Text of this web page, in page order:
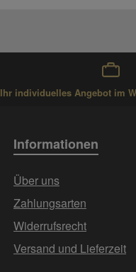
Ihr individuelles Angebot im
Informationen
Über uns
Zahlungsarten
Widerrufsrecht
Versand und Lieferzeit